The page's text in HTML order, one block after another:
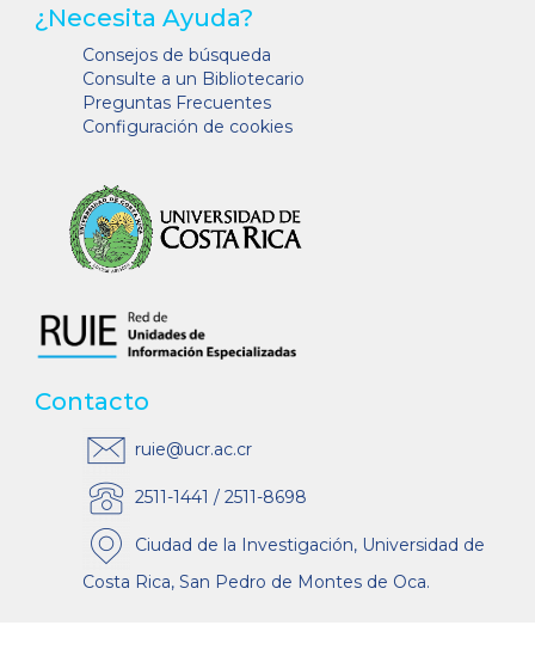
¿Necesita Ayuda?
Consejos de búsqueda
Consulte a un Bibliotecario
Preguntas Frecuentes
Configuración de cookies
Contacto
ruie@ucr.ac.cr
2511-1441 / 2511-8698
Ciudad de la Investigación, Universidad de
Costa Rica, San Pedro de Montes de Oca.